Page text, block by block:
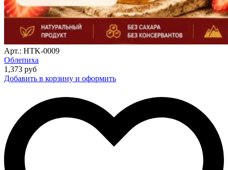
Арт.: HTK-0009
Облепиха
1,373 руб
Добавить в корзину и оформить